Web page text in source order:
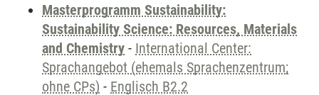
Masterprogramm Sustainability:
Sustainability Science: Resources, Materials
and Chemistry - International Center:
Sprachangebot (ehemals Sprachenzentrum;
ohne CPs) - Englisch B2.2